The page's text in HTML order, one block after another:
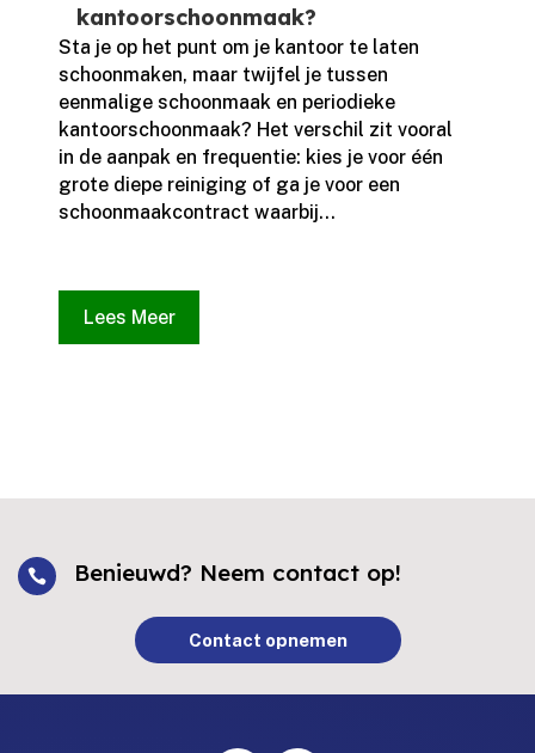
kantoorschoonmaak?
Sta je op het punt om je kantoor te laten
schoonmaken, maar twijfel je tussen
eenmalige schoonmaak en periodieke
kantoorschoonmaak? Het verschil zit vooral
in de aanpak en frequentie: kies je voor één
grote diepe reiniging of ga je voor een
schoonmaakcontract waarbij...
Lees Meer
 Benieuwd? Neem contact op!
Contact opnemen